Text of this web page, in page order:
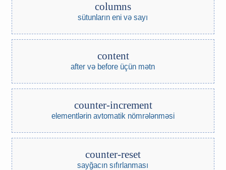
columns
sütunların eni və sayı
content
after və before üçün mətn
counter-increment
elementlərin avtomatik nömrələnməsi
counter-reset
sayğacın sıfırlanması